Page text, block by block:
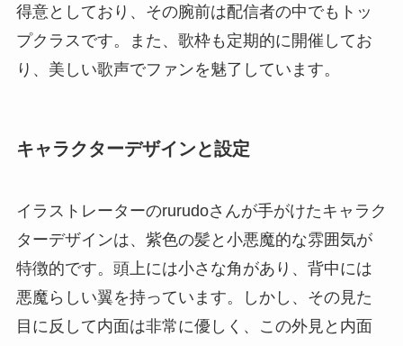
得意としており、その腕前は配信者の中でもトッ
プクラスです。また、歌枠も定期的に開催してお
り、美しい歌声でファンを魅了しています。
キャラクターデザインと設定
イラストレーターのrurudoさんが手がけたキャラク
ターデザインは、紫色の髪と小悪魔的な雰囲気が
特徴的です。頭上には小さな角があり、背中には
悪魔らしい翼を持っています。しかし、その見た
目に反して内面は非常に優しく、この外見と内面